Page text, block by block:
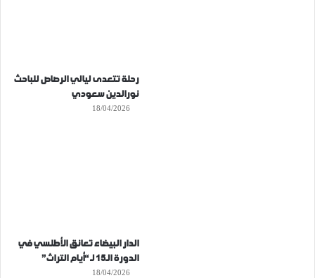
رحلة تتعدى ليالي الرصاص للباحث
نورالدين سعودي
18/04/2026
الدار البيضاء تعانق الأطلسي في
الدورة الـ15 لـ “أيام التراث”
18/04/2026